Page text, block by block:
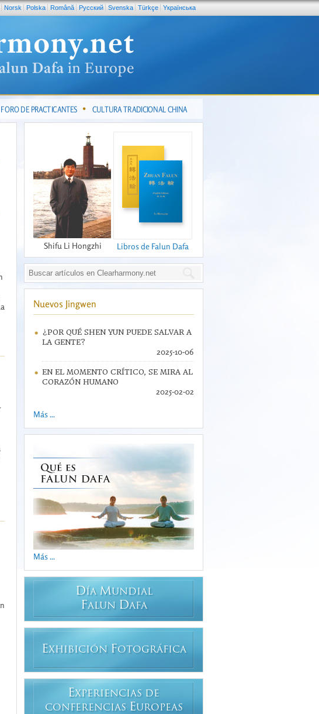
Norsk Polska Română Pусский Svenska Türkçe Yкраїнська
FORO DE PRACTICANTES CULTURA TRADICIONAL CHINA
Shifu Li Hongzhi Libros de Falun Dafa
Nuevos Jingwen
¿POR QUÉ SHEN YUN PUEDE SALVAR A
LA GENTE?
2025-10-06
EN EL MOMENTO CRÍTICO, SE MIRA AL
CORAZÓN HUMANO
2025-02-02
Más ...
Más ...
DÍA MUNDIAL
FALUN DAFA
EXHIBICIÓN FOTOGRÁFICA
EXPERIENCIAS DE
CONFERENCIAS EUROPEAS